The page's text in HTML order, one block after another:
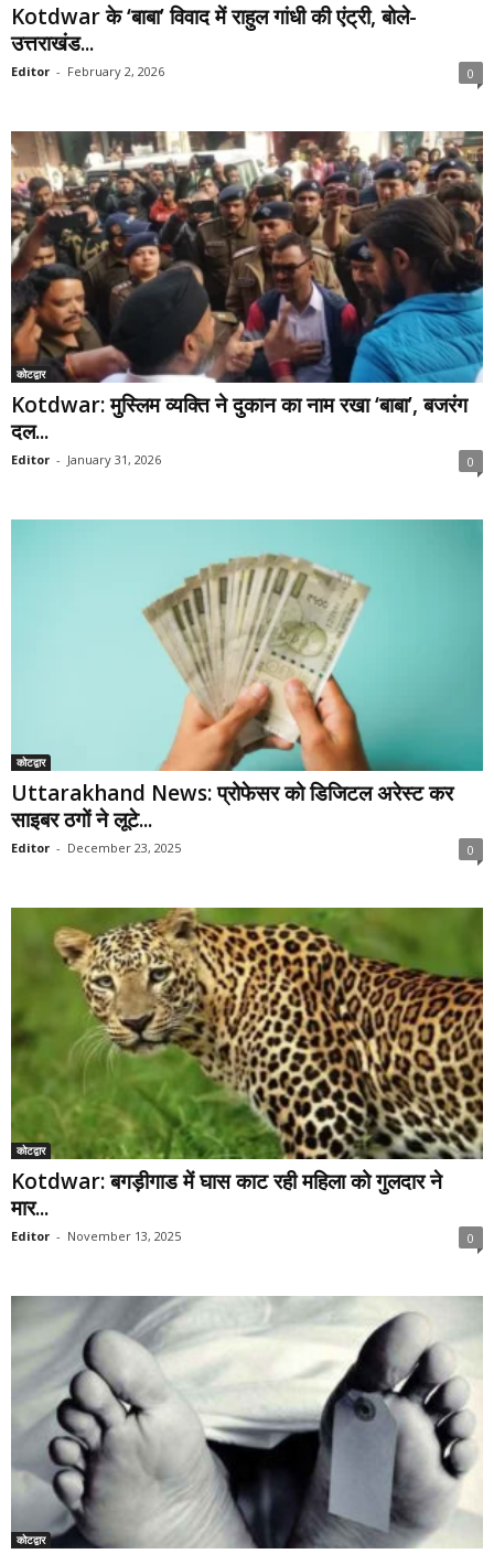
Kotdwar के ‘बाबा’ विवाद में राहुल गांधी की एंट्री, बोले-
उत्तराखंड...
Editor - February 2, 2026 0
कोटद्वार
Kotdwar: मुस्लिम व्यक्ति ने दुकान का नाम रखा ‘बाबा’, बजरंग
दल...
Editor - January 31, 2026 0
कोटद्वार
Uttarakhand News: प्रोफेसर को डिजिटल अरेस्ट कर
साइबर ठगों ने लूटे...
Editor - December 23, 2025 0
कोटद्वार
Kotdwar: बगड़ीगाड में घास काट रही महिला को गुलदार ने
मार...
Editor - November 13, 2025 0
कोटद्वार